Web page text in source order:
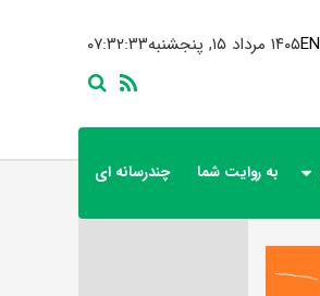
۰۷:۳۲:۳۴ ۱۴۰۵ مرداد ۱۵, پنجشنبهEN
به روایت شما چندرسانه ای